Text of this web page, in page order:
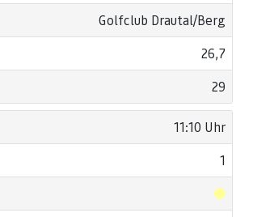
Golfclub Drautal/Berg
26,7
29
11:10 Uhr
1